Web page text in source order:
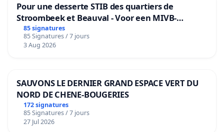
Pour une desserte STIB des quartiers de
Stroombeek et Beauval - Voor een MIVB-
bediening van de wijken Strombeek en Het
Voor
85 signatures
85 Signatures / 7 jours
3 Aug 2026
SAUVONS LE DERNIER GRAND ESPACE VERT DU
NORD DE CHENE-BOUGERIES
172 signatures
85 Signatures / 7 jours
27 Jul 2026